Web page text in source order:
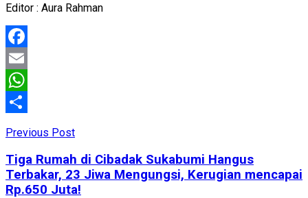
Editor : Aura Rahman
Facebook
Email
WhatsApp
Previous Post
Tiga Rumah di Cibadak Sukabumi Hangus
Terbakar, 23 Jiwa Mengungsi, Kerugian mencapai
Rp.650 Juta!